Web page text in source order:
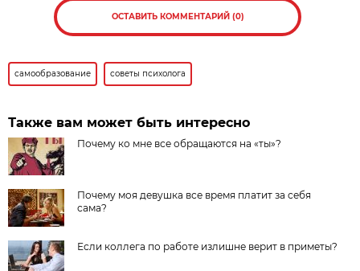
ОСТАВИТЬ КОММЕНТАРИЙ (0)
самообразование советы психолога
Также вам может быть интересно
Почему ко мне все обращаются на «ты»?
Почему моя девушка все время платит за себя
сама?
Если коллега по работе излишне верит в приметы?